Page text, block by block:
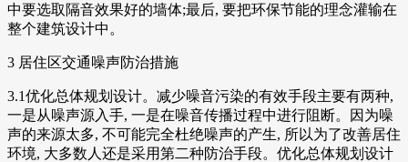
中要选取隔音效果好的墙体;最后, 要把环保节能的理念灌输在
整个建筑设计中。
3 居住区交通噪声防治措施
3.1优化总体规划设计。减少噪音污染的有效手段主要有两种,
一是从噪声源入手, 一是在噪音传播过程中进行阻断。因为噪
声的来源太多, 不可能完全杜绝噪声的产生, 所以为了改善居住
环境, 大多数人还是采用第二种防治手段。优化总体规划设计